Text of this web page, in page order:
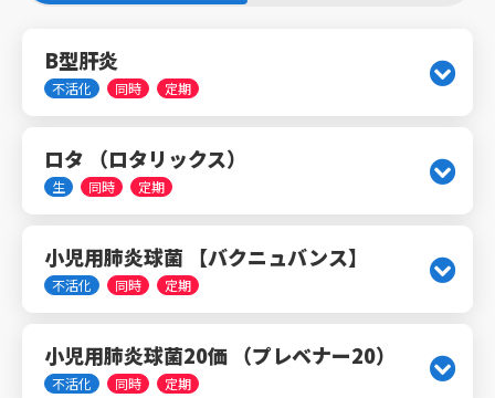
B型肝炎
不活化 同時 定期
ロタ （ロタリックス）
生 同時 定期
小児用肺炎球菌 【バクニュバンス】
不活化 同時 定期
小児用肺炎球菌20価 （プレベナー20）
不活化 同時 定期